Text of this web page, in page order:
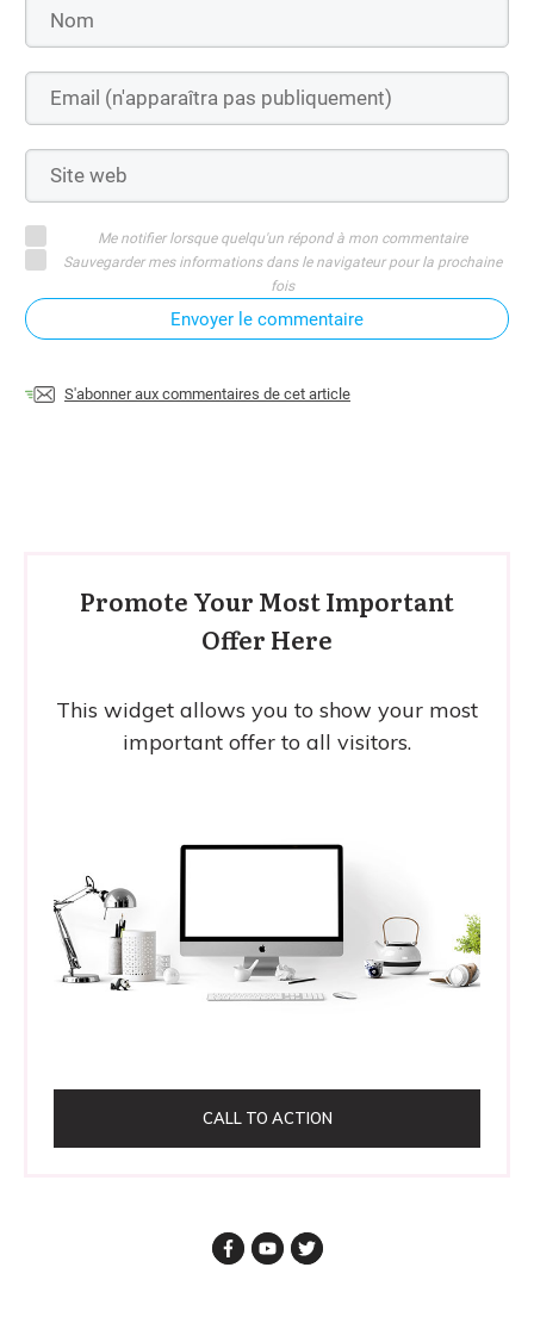
Me notifier lorsque quelqu'un répond à mon commentaire
Sauvegarder mes informations dans le navigateur pour la prochaine
fois
Envoyer le commentaire
S'abonner aux commentaires de cet article
Promote Your Most Important
Offer Here
This widget allows you to show your most
important offer to all visitors.
CALL TO ACTION